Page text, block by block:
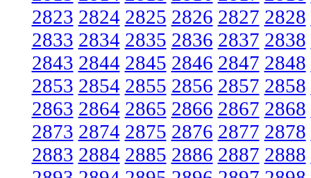
2823 2824 2825 2826 2827 2828
2833 2834 2835 2836 2837 2838
2843 2844 2845 2846 2847 2848
2853 2854 2855 2856 2857 2858
2863 2864 2865 2866 2867 2868
2873 2874 2875 2876 2877 2878
2883 2884 2885 2886 2887 2888